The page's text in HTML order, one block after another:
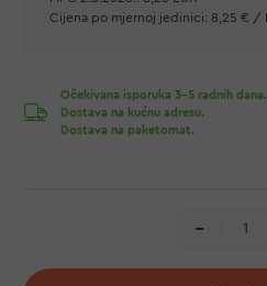
Cijena po mjernoj jedinici: 8,25 € /
Očekivana isporuka 3-5 radnih dana.
Dostava na kućnu adresu.
Dostava na paketomat.